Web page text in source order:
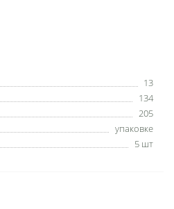
13
134
205
упаковке
5 шт